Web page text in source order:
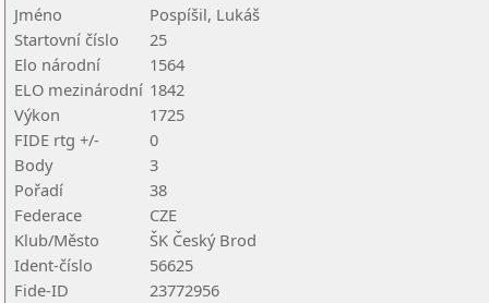
Jméno
Pospíšil, Lukáš
Startovní číslo
25
Elo národní
1564
ELO mezinárodní 1842
Výkon
1725
FIDE rtg +/-
0
Body
3
Pořadí
38
Federace
CZE
Klub/Město
ŠK Český Brod
Ident-číslo
56625
Fide-ID
23772956